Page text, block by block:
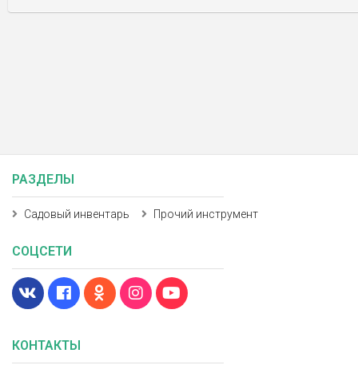
КОНТАКТЫ
РАЗДЕЛЫ
Садовый инвентарь Прочий инструмент
СОЦСЕТИ